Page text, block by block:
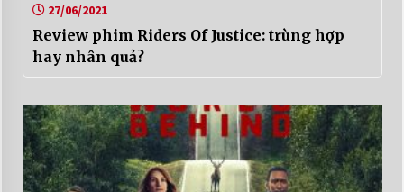
27/06/2021
Review phim Riders Of Justice: trùng hợp
hay nhân quả?